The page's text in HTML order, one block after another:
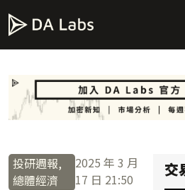
投研週報,
總體經濟
2025 年 3 月
17 日 21:50 交